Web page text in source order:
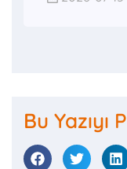
Bu Yazıyı